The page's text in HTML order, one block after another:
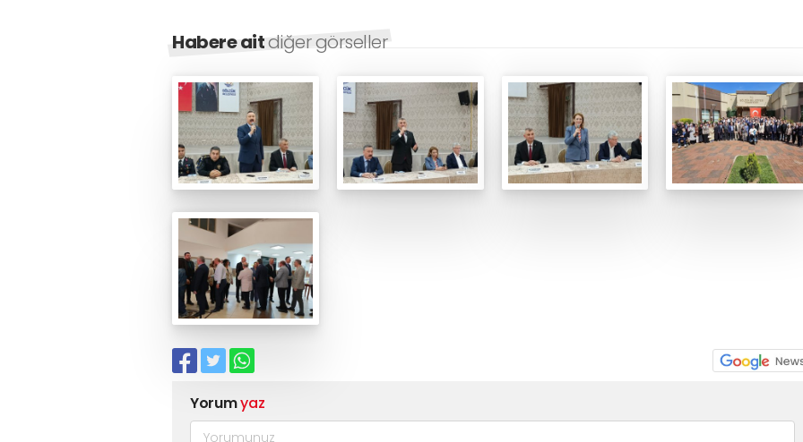
Habere aitdiğer görseller
Yorumyaz